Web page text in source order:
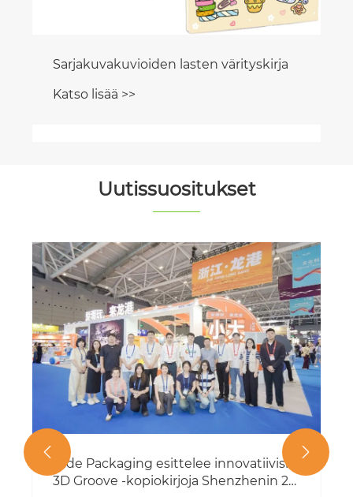
Sarjakuvakuvioiden lasten värityskirja
Katso lisää >>
Uutissuositukset
Qide Packaging esittelee innovatiivisia
3D Groove -kopiokirjoja Shenzhenin 22.
 